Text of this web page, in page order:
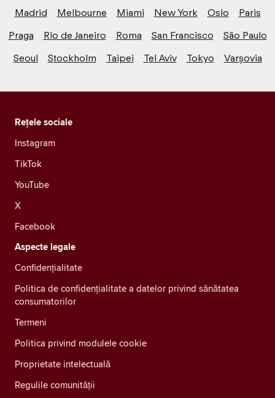
Madrid
Melbourne Miami New York Oslo
Paris
Praga
Rio de Janeiro Roma San Francisco
São Paulo
Seoul
Stockholm Taipei Tel Aviv Tokyo Varșovia
Rețele sociale
Instagram
TikTok
YouTube
X
Facebook
Aspecte legale
Confidenţialitate
Politica de confidențialitate a datelor privind sănătatea
consumatorilor
Termeni
Politica privind modulele cookie
Proprietate intelectuală
Regulile comunității